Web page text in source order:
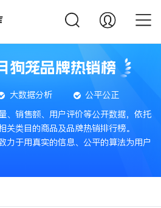
狗笼品牌热销榜
大数据分析
公平公正
、销售额、用户评价等公开数据，依托
关类目的商品及品牌热销排行榜。
力于用真实的信息、公平的算法为用户